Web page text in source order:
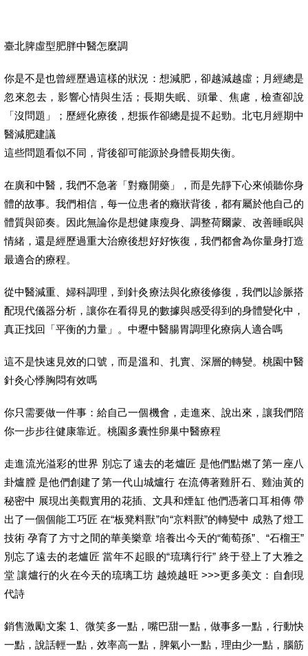
臺北脾虛型肥胖中醫怎麼調
你是不是也曾經歷過這樣的狀況：想減肥，卻越減越虛；月經總是
忽來忽去，影響心情與生活；長期失眠、頭暈、焦慮，檢查卻說
「沒問題」；歷經化療後，想振作卻總是提不起勁。北屯月經期中
醫減肥建議
這些問題看似不同，背後卻可能源於身體長期失衡。
在廣和中醫，我們不急著「對癥開藥」，而是先靜下心來傾聽你身
體的故事。我們相信，每一位患者的癥狀背後，都有屬於他自己的
體質與節奏。因此無論你是想健康瘦身、調整荷爾蒙、改善睡眠與
情緒，還是經歷過重大治療後想好好恢復，我們都會為你量身打造
最適合的療程。
從中醫減重、婦科調理，到針灸療法與化療後修復，我們以診脈搭
配現代儀器分析，讓你在看得見的數據與感受得到的身體變化中，
真正找回「平衡的力量」。中壢中醫腸胃調理化療病人適合嗎
這不是快速見效的口號，而是溫和、扎實、深層的轉變。桃園中醫
針灸心悸胸悶有效嗎
你只需要做一件事：給自己一個機會，走進來、說出來，讓我們陪
你一步步往健康靠近。桃園多囊性卵巢中醫療程
走進流光溢彩的世界 別忘了遠去的老爐匠 是他們點燃了第一座八
卦爐膛 是他們創建了第一代山城爐行 在流傳著雞肝石、雞油黃的
秘密中 展現出美觀實用的花插、文具和煙缸 他們憑著口耳相傳 帶
出了一個個能工巧匠 在“板凳料獸”向“京料獸”的轉變中 成熟了燈工
技術 孕育了方寸之間的華美樂章 培養出今天的“葡萄孫”、“石榴王”
別忘了遠去的老爐匠 當年不起眼的“琉璃行行” 終于登上了大雅之
堂 讓爐行的火在今天的琉璃工坊 越燒越旺 >>>更多美文：自創現
代詩
銷售激勵文案 1、微笑多一點，嘴巴甜一點，做事多一點，行動快
一點，說話輕一點，效率高一點，脾氣小一點，理由少一點，腦筋